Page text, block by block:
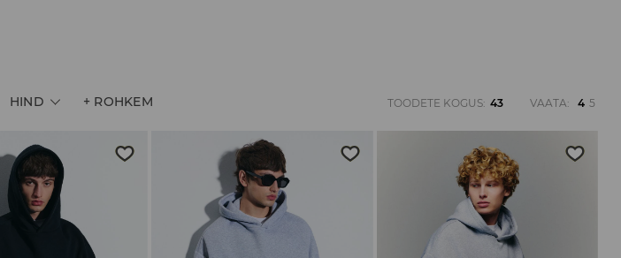
HIND + ROHKEM TOODETE KOGUS: 43 VAATA: 4 5